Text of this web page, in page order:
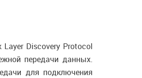
Discovery Protocol
передачи данных.
для подключения